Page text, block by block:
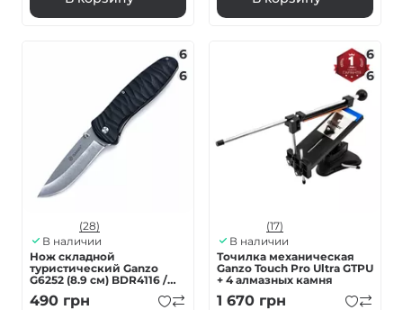
6
6
(28)
В наличии
Нож складной
туристический Ganzo
G6252 (8.9 см) BDR4116 /
fiberglass черный
490 грн
6
6
(17)
В наличии
Точилка механическая
Ganzo Touch Pro Ultra GTPU
+ 4 алмазных камня
1 670 грн